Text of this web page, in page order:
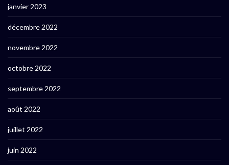
janvier 2023
décembre 2022
novembre 2022
octobre 2022
septembre 2022
août 2022
juillet 2022
juin 2022